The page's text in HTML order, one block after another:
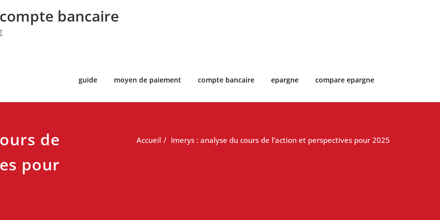
bancaire
guide moyen de paiement compte bancaire epargne compare epargne
de
pour
Accueil Imerys : analyse du cours de l’action et perspectives pour 2025